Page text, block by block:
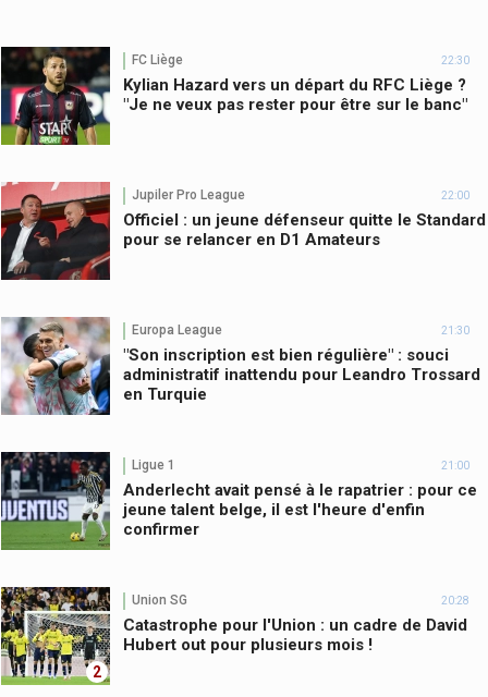
FC Liège 22:30
Kylian Hazard vers un départ du RFC Liège ?
"Je ne veux pas rester pour être sur le banc"
Jupiler Pro League 22:00
Officiel : un jeune défenseur quitte le Standard
pour se relancer en D1 Amateurs
Europa League 21:30
"Son inscription est bien régulière" : souci
administratif inattendu pour Leandro Trossard
en Turquie
Ligue 1 21:00
Anderlecht avait pensé à le rapatrier : pour ce
jeune talent belge, il est l'heure d'enfin
confirmer
2
Union SG 20:28
Catastrophe pour l'Union : un cadre de David
Hubert out pour plusieurs mois !